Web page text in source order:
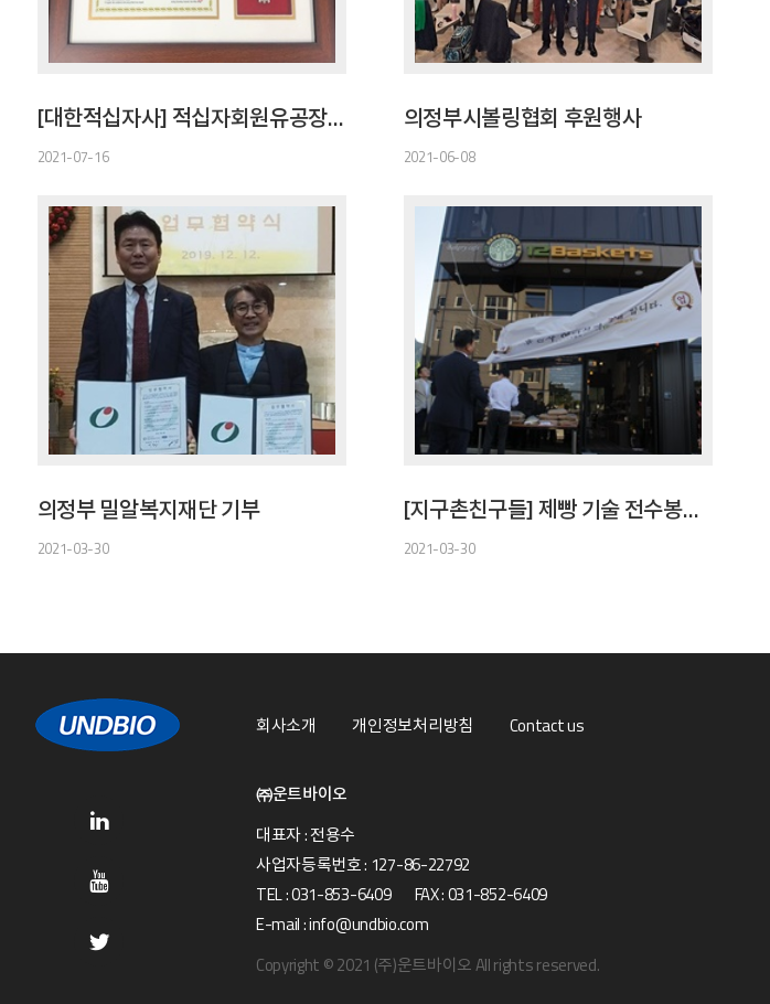
[대한적십자사] 적십자회원유공장 은장
2021-07-16
의정부시볼링협회 후원행사
2021-06-08
의정부 밀알복지재단 기부
2021-03-30
[지구촌친구들] 제빵 기술 전수봉사(네팔 1호점, 12BASKETS)
2021-03-30
회사소개 개인정보처리방침 Contact us
㈜운트바이오
대표자 : 전용수
사업자등록번호 : 127-86-22792
TEL : 031-853-6409 FAX : 031-852-6409
E-mail : info@undbio.com
Copyright © 2021 (주)운트바이오 All rights reserved.